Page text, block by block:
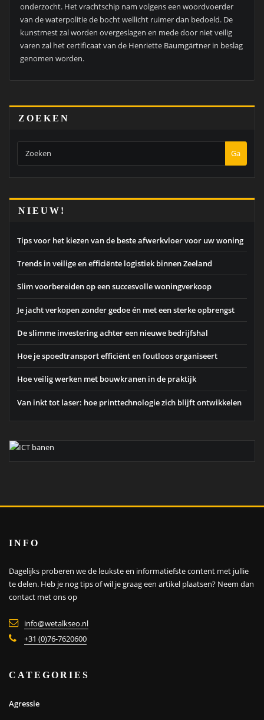
onderzocht. Het vrachtschip nam volgens een woordvoerder
van de waterpolitie de bocht wellicht ruimer dan bedoeld. De
kunstmest zal worden overgeslagen en mede door niet veilig
varen zal het certificaat van de Henriette Baumgärtner in beslag
genomen worden.
ZOEKEN
Ga
NIEUW!
Tips voor het kiezen van de beste afwerkvloer voor uw woning
Trends in veilige en efficiënte logistiek binnen Zeeland
Slim voorbereiden op een succesvolle woningverkoop
Je jacht verkopen zonder gedoe én met een sterke opbrengst
De slimme investering achter een nieuwe bedrijfshal
Hoe je spoedtransport efficiënt en foutloos organiseert
Hoe veilig werken met bouwkranen in de praktijk
Van inkt tot laser: hoe printtechnologie zich blijft ontwikkelen
INFO
Dagelijks proberen we de leukste en informatiefste content met jullie
te delen. Heb je nog tips of wil je graag een artikel plaatsen? Neem dan
contact met ons op
info@wetalkseo.nl
+31 (0)76-7620600
CATEGORIES
Agressie